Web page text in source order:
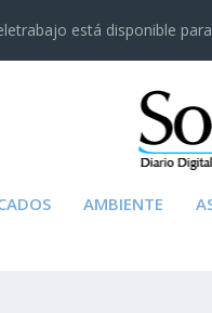
está disponible
AMBIENTE